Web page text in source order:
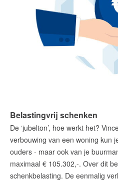
Belastingvrij schenken
De ‘jubelton’, hoe werkt het?
verbouwing van een woning kun
ouders - maar ook van je
maximaal € 105.302,-. Over dit
schenkbelasting. De eenmalig